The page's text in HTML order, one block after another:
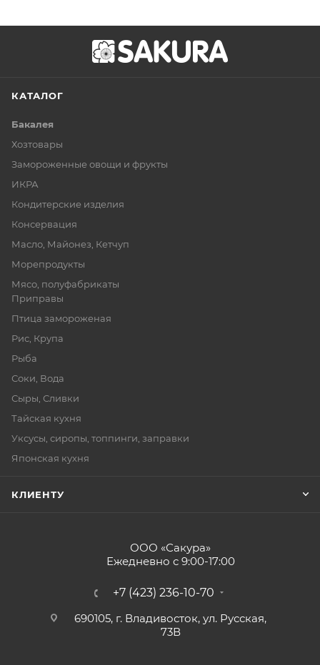
КАТАЛОГ
Бакалея
Хозтовары
Замороженные овощи и фрукты
ИКРА
Кондитерские изделия
Консервация
Масло, Майонез, Кетчуп
Морепродукты
Мясо, полуфабрикаты
Приправы
Птица замороженая
Рис, Крупа
Рыба
Соки, Вода
Сыры, Сливки
Тайская кухня
Уксусы, сиропы, топпинги, заправки
Японская кухня
КЛИЕНТУ
ООО «Сакура»
Ежедневно с 9:00-17:00
+7 (423) 236-10-70
690105, г. Владивосток, ул. Русская,
73В